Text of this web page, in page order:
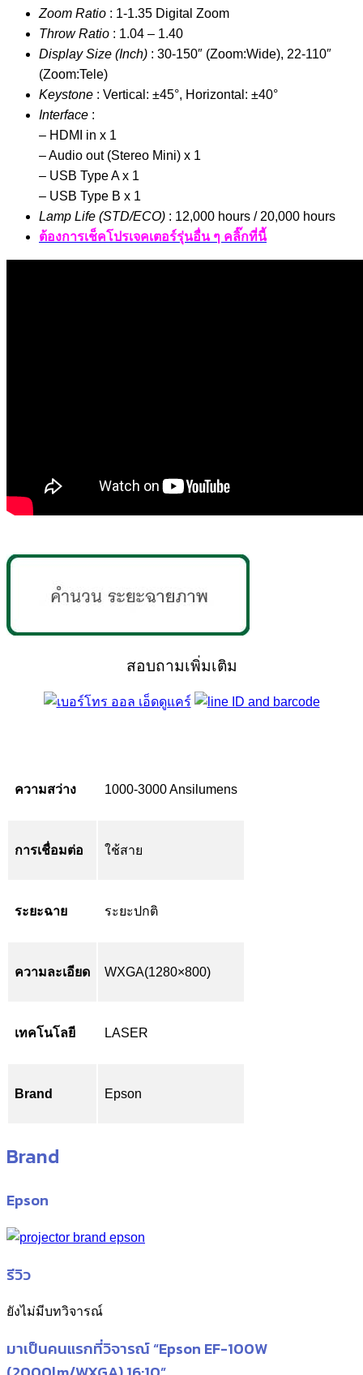
Zoom Ratio : 1-1.35 Digital Zoom
Throw Ratio : 1.04 – 1.40
Display Size (Inch) : 30-150″ (Zoom:Wide), 22-110″
(Zoom:Tele)
Keystone : Vertical: ±45°, Horizontal: ±40°
Interface :
– HDMI in x 1
– Audio out (Stereo Mini) x 1
– USB Type A x 1
– USB Type B x 1
Lamp Life (STD/ECO) : 12,000 hours / 20,000 hours
ต้องการเช็คโปรเจคเตอร์รุ่นอื่น ๆ คลิ๊กที่นี้
สอบถามเพิ่มเติม
ความสว่าง 1000-3000 Ansilumens
การเชื่อมต่อ ใช้สาย
ระยะฉาย ระยะปกติ
ความละเอียด WXGA(1280×800)
เทคโนโลยี LASER
Brand Epson
Brand
Epson
รีวิว
ยังไม่มีบทวิจารณ์
มาเป็นคนแรกที่วิจารณ์ “Epson EF-100W